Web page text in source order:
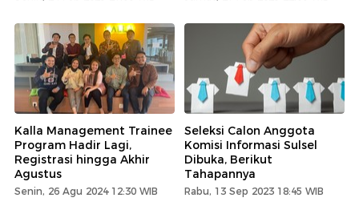
Kalla Management Trainee
Program Hadir Lagi,
Registrasi hingga Akhir
Agustus
Senin, 26 Agu 2024 12:30 WIB
Seleksi Calon Anggota
Komisi Informasi Sulsel
Dibuka, Berikut
Tahapannya
Rabu, 13 Sep 2023 18:45 WIB